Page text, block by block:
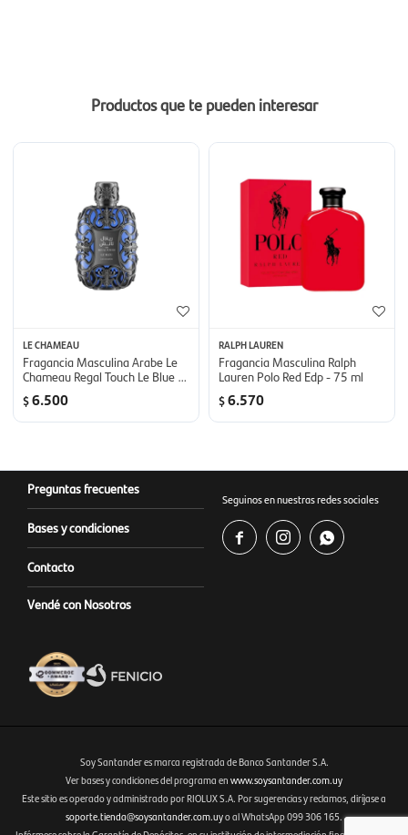
Productos que te pueden interesar
LE CHAMEAU
Fragancia Masculina Arabe Le
Chameau Regal Touch Le Blue -
100 ml
$6.500
RALPH LAUREN
Fragancia Masculina Ralph
Lauren Polo Red Edp - 75 ml
$6.570
Preguntas frecuentes
Bases y condiciones
Contacto
Vendé con Nosotros
Seguinos en nuestras redes sociales
  
Fenicio eCommerce Uruguay
Soy Santander es marca registrada de Banco Santander S.A.
Ver bases y condiciones del programa en www.soysantander.com.uy
Este sitio es operado y administrado por RIOLUX S.A. Por sugerencias y reclamos, diríjase a
soporte.tienda@soysantander.com.uyo al WhatsApp 099 306 165.